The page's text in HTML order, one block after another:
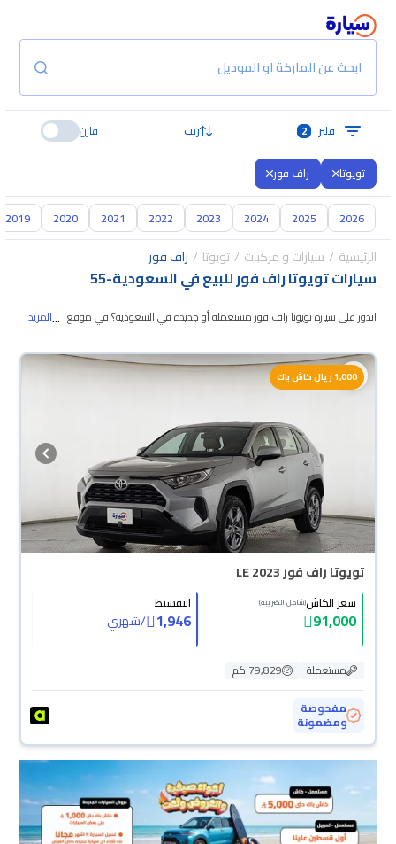
ابحث عن الماركة او الموديل
فلتر 2 رتب قارن
تويوتا راف فور
2026
2025
2024
2023
2022
2021
2020
2019
الرئيسية سيارات و مركبات تويوتا راف فور
سيارات تويوتا راف فور للبيع في السعودية-
55
اتدور على سيارة تويوتا راف فور مستعملة أو جديدة في السعودية؟ في موقع سيارة
راف فور المستعملة مضمونة ومفحوصة بأكثر من 200 نقطة وتقدر تجربها لمدة
10 أيام، وإن ما ناسبتك لأي سبب تقدر تسترجع كامل المبلغ خلال 10 أيام بكل
وتحجزها أونلاين، وبتوصلك لين باب بيتك.
...المزيد
1,000 ريال كاش باك
تويوتا راف فور LE 2023
سعر الكاش(شامل الضريبة)
91,000
التقسيط
1,946
/شهري
مستعملة
79,829 كم
مفحوصة
ومضمونة